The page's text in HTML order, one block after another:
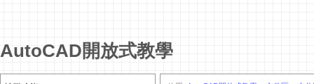
AutoCAD開放式教學